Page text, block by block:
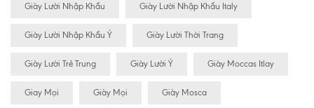
Giày Lười Nhập Khẩu Giày Lười Nhập Khẩu Italy
Giày Lười Nhập Khẩu Ý Giày Lười Thời Trang
Giày Lười Trẻ Trung Giày Lười Ý Giày Moccas Itlay
Giay Mọi Giày Mọi Giày Mosca